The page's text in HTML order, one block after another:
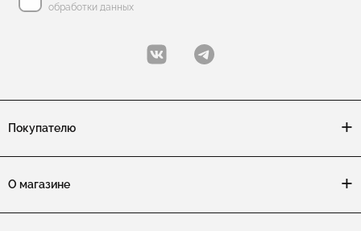
обработки данных
Покупателю
О магазине